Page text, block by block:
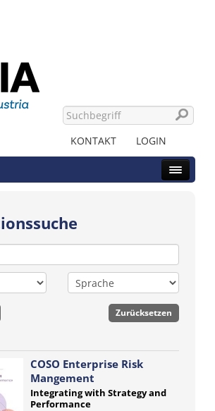
KONTAKT LOGIN
COSO Enterprise Risk
Mangement
Integrating with Strategy and
Performance